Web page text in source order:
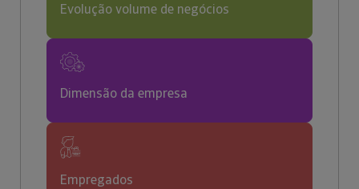
Evolução volume de negócios
Dimensão da empresa
Empregados